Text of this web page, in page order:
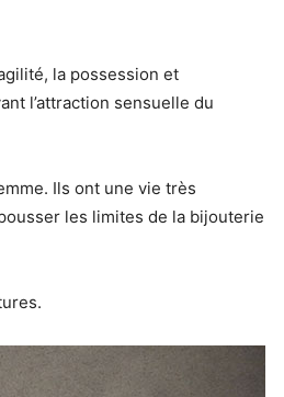
la possession et
l’attraction sensuelle du
Ils ont une vie très
les limites de la bijouterie